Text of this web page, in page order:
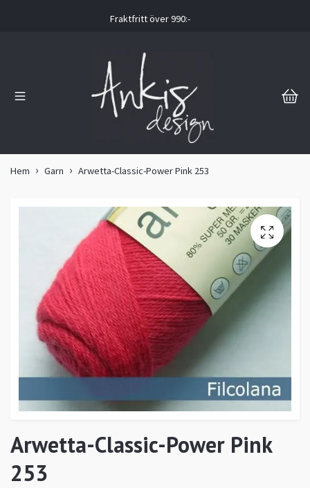
Fraktfritt över 990:-
Hem Garn Arwetta-Classic-Power Pink 253
Arwetta-Classic-Power Pink
253